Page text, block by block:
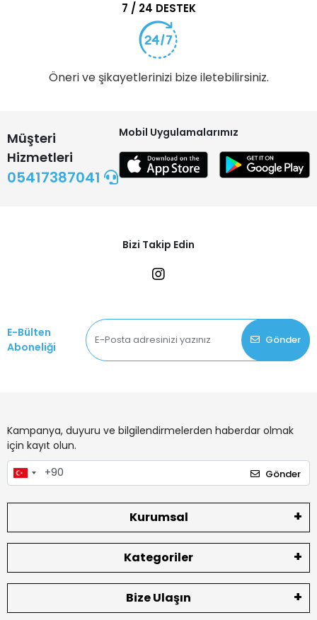
7 / 24 DESTEK
Öneri ve şikayetlerinizi bize iletebilirsiniz.
Müşteri
Hizmetleri
05417387041
Mobil Uygulamalarımız
Bizi Takip Edin
E-Bülten
Aboneliği
Gönder
Kampanya, duyuru ve bilgilendirmelerden haberdar olmak
için kayıt olun.
Gönder
Kurumsal
Kategoriler
Bize Ulaşın